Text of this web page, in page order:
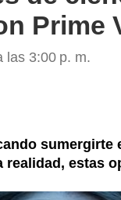
Prime
las 3:00 p. m.
noticia
sumergirte
realidad, estas